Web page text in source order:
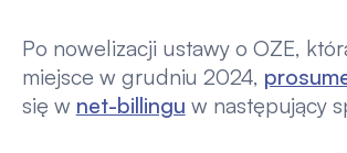
Po nowelizacji ustawy o OZE,
miejsce w grudniu 2024,
się w net-billingu w następujący